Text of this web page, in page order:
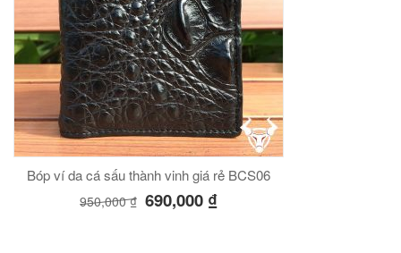
Bóp ví da cá sấu thành vinh giá rẻ BCS06
950,000₫ 690,000 ₫